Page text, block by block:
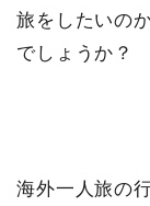
旅をしたいの
でしょうか？
海外一人旅の